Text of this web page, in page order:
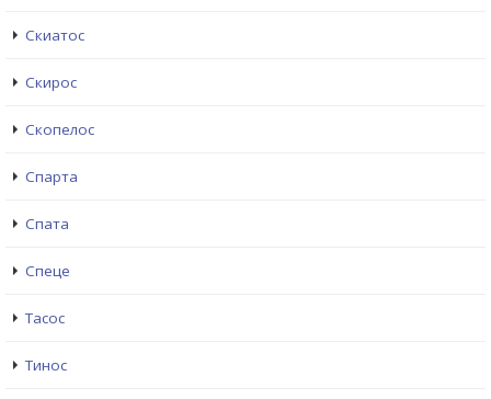
Скиатос
Скирос
Скопелос
Спарта
Спата
Спеце
Тасос
Тинос